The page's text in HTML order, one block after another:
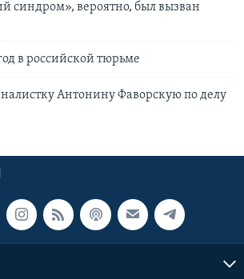
синдром», вероятно, был вызван
в российской тюрьме
Антонину Фаворскую по делу